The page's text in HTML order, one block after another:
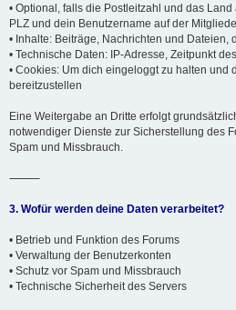
• Optional, falls die Postleitzahl und das
PLZ und dein Benutzername auf der
• Inhalte: Beiträge, Nachrichten und Dateien,
• Technische Daten: IP-Adresse, Zeitpunkt
• Cookies: Um dich eingeloggt zu halten und
bereitzustellen
Eine Weitergabe an Dritte erfolgt
notwendiger Dienste zur Sicherstellung des
Spam und Missbrauch.
⸻
3. Wofür werden deine Daten verarbeitet?
• Betrieb und Funktion des Forums
• Verwaltung der Benutzerkonten
• Schutz vor Spam und Missbrauch
• Technische Sicherheit des Servers